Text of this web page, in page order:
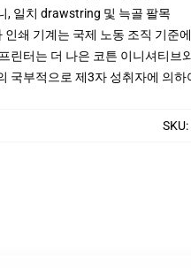
, 일치 drawstring 및 늑골 팔목
인쇄 기계는 국제 노동 조직 기준
린터는 더 나은 코튼 이니셔티브
국부적으로 제3자 성취자에 의
SKU: